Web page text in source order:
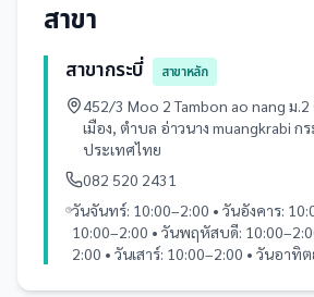
สาขา
สาขากระบี่
สาขาหลัก
452/3 Moo 2 Tambon ao nang ม.2
เมือง, ตำบล อ่าวนาง muangkrabi ก
ประเทศไทย
082 520 2431
วันจันทร์: 10:00–2:00 • วันอังคาร:
10:00–2:00 • วันพฤหัสบดี:
2:00 • วันเสาร์: 10:00–2:00 • วันอาทิ